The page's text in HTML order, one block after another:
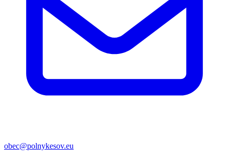
obec@polnykesov.eu